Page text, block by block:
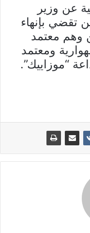
عن وزير
تقضي بإنهاء
وهم معتمد
ومعتمد
“موزاييك”.